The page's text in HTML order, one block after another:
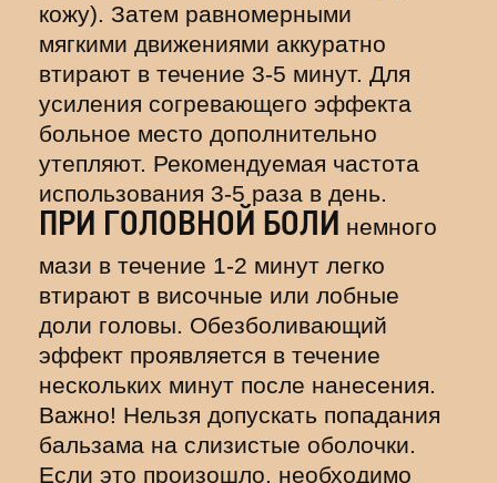
кожу). Затем равномерными
мягкими движениями аккуратно
втирают в течение 3-5 минут. Для
усиления согревающего эффекта
больное место дополнительно
утепляют. Рекомендуемая частота
использования 3-5 раза в день.
ПРИ ГОЛОВНОЙ БОЛИ немного
мази в течение 1-2 минут легко
втирают в височные или лобные
доли головы. Обезболивающий
эффект проявляется в течение
нескольких минут после нанесения.
Важно! Нельзя допускать попадания
бальзама на слизистые оболочки.
Если это произошло, необходимо